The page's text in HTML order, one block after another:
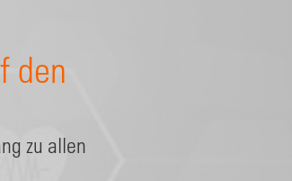
den
zu allen